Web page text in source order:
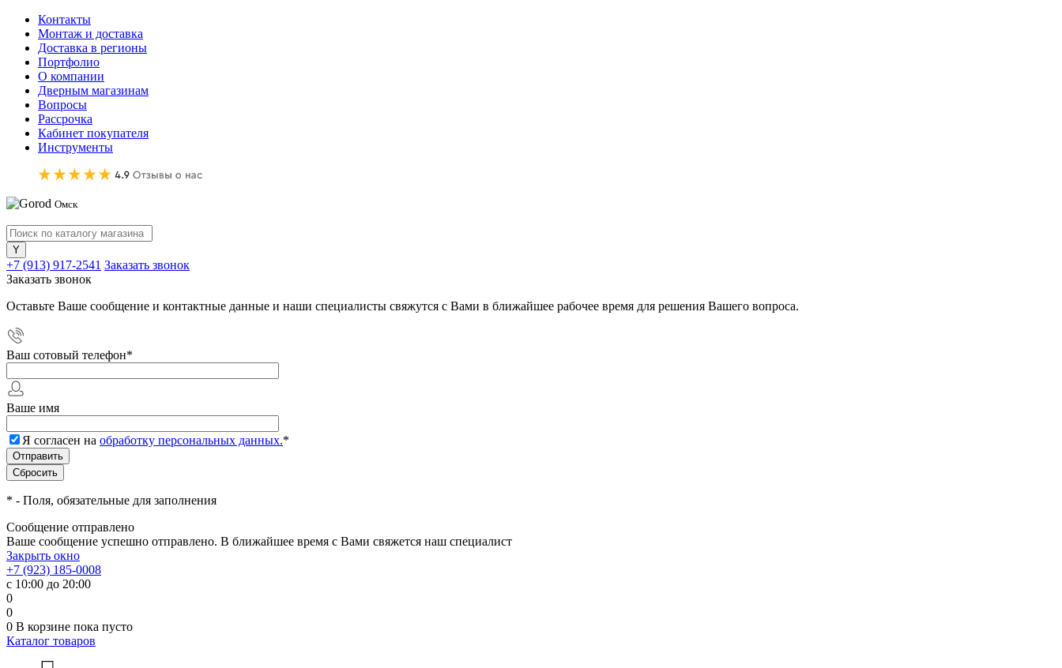
Контакты
Монтаж и доставка
Доставка в регионы
Портфолио
О компании
Дверным магазинам
Вопросы
Рассрочка
Кабинет покупателя
Инструменты
Омск
+7 (913) 917-2541 Заказать звонок
Заказать звонок
Оставьте Ваше сообщение и контактные данные и наши специалисты свяжутся с Вами в ближайшее рабочее время для решения Вашего вопроса.
Ваш сотовый телефон*
Ваше имя
Я согласен на обработку персональных данных.*
* - Поля, обязательные для заполнения
Сообщение отправлено
Ваше сообщение успешно отправлено. В ближайшее время с Вами свяжется наш специалист
Закрыть окно
+7 (923) 185-0008
с 10:00 до 20:00
0
0
0 В корзине пока пусто
Каталог товаров